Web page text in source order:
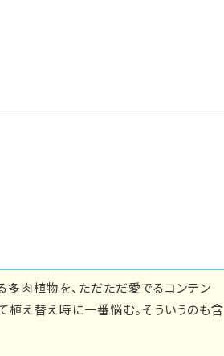
多肉植物を、ただただ愛でるコンテン
植え替え時に一番悩む。そういうのも含